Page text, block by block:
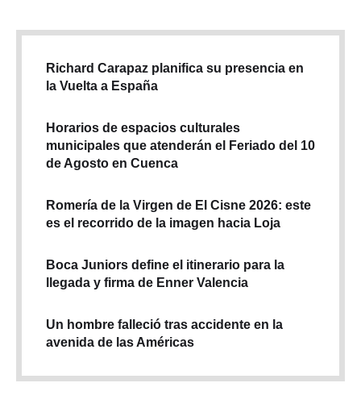
Richard Carapaz planifica su presencia en
la Vuelta a España
Horarios de espacios culturales
municipales que atenderán el Feriado del 10
de Agosto en Cuenca
Romería de la Virgen de El Cisne 2026: este
es el recorrido de la imagen hacia Loja
Boca Juniors define el itinerario para la
llegada y firma de Enner Valencia
Un hombre falleció tras accidente en la
avenida de las Américas